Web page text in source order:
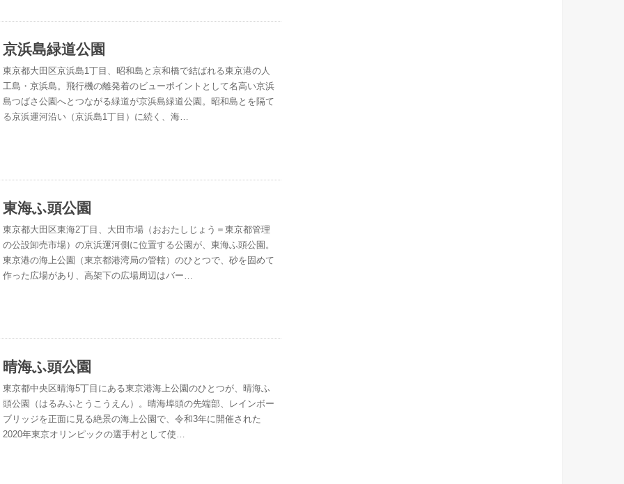
京浜島緑道公園
東京都大田区京浜島1丁目、昭和島と京和橋で結ばれる東京港の人
工島・京浜島。飛行機の離発着のビューポイントとして名高い京浜
島つばさ公園へとつながる緑道が京浜島緑道公園。昭和島とを隔て
る京浜運河沿い（京浜島1丁目）に続く、海…
東海ふ頭公園
東京都大田区東海2丁目、大田市場（おおたしじょう＝東京都管理
の公設卸売市場）の京浜運河側に位置する公園が、東海ふ頭公園。
東京港の海上公園（東京都港湾局の管轄）のひとつで、砂を固めて
作った広場があり、高架下の広場周辺はバー…
晴海ふ頭公園
東京都中央区晴海5丁目にある東京港海上公園のひとつが、晴海ふ
頭公園（はるみふとうこうえん）。晴海埠頭の先端部、レインボー
ブリッジを正面に見る絶景の海上公園で、令和3年に開催された
2020年東京オリンピックの選手村として使…